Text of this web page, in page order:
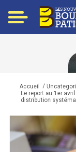
Accueil /
Le report au 1er
distribution